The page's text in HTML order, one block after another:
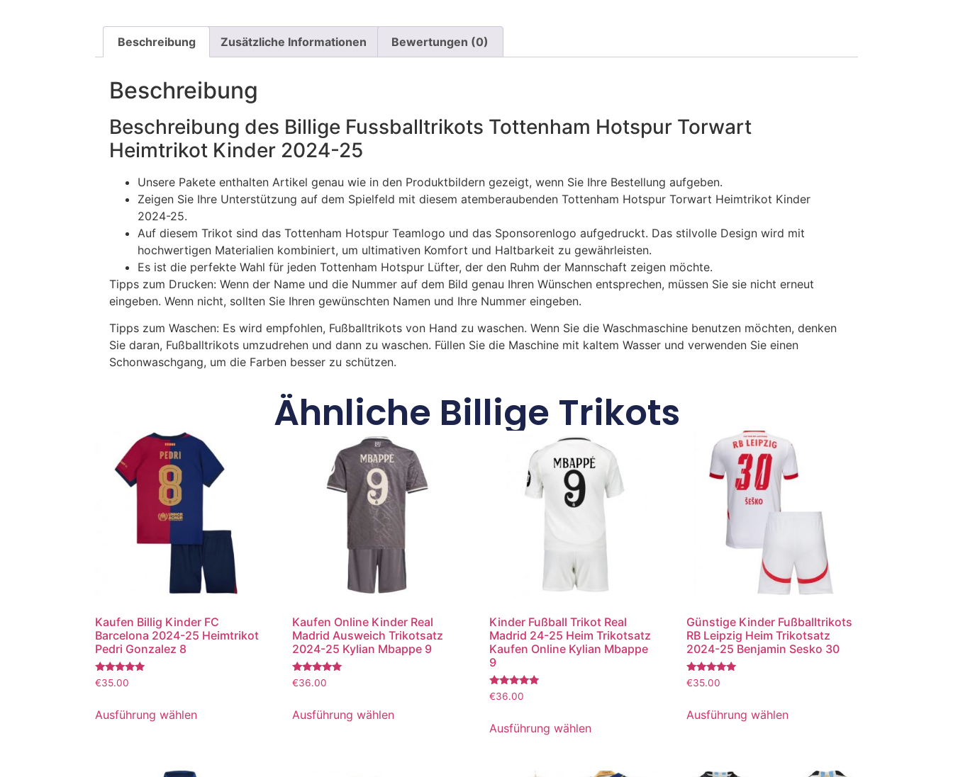
Beschreibung Zusätzliche Informationen Bewertungen (0)
Beschreibung
Beschreibung des Billige Fussballtrikots Tottenham Hotspur Torwart
Heimtrikot Kinder 2024-25
Unsere Pakete enthalten Artikel genau wie in den Produktbildern gezeigt, wenn Sie Ihre Bestellung aufgeben.
Zeigen Sie Ihre Unterstützung auf dem Spielfeld mit diesem atemberaubenden Tottenham Hotspur Torwart Heimtrikot Kinder
2024-25.
Auf diesem Trikot sind das Tottenham Hotspur Teamlogo und das Sponsorenlogo aufgedruckt. Das stilvolle Design wird mit
hochwertigen Materialien kombiniert, um ultimativen Komfort und Haltbarkeit zu gewährleisten.
Es ist die perfekte Wahl für jeden Tottenham Hotspur Lüfter, der den Ruhm der Mannschaft zeigen möchte.
Tipps zum Drucken: Wenn der Name und die Nummer auf dem Bild genau Ihren Wünschen entsprechen, müssen Sie sie nicht erneut
eingeben. Wenn nicht, sollten Sie Ihren gewünschten Namen und Ihre Nummer eingeben.
Tipps zum Waschen: Es wird empfohlen, Fußballtrikots von Hand zu waschen. Wenn Sie die Waschmaschine benutzen möchten, denken
Sie daran, Fußballtrikots umzudrehen und dann zu waschen. Füllen Sie die Maschine mit kaltem Wasser und verwenden Sie einen
Schonwaschgang, um die Farben besser zu schützen.
Ähnliche Billige Trikots
Kaufen Billig Kinder FC
Barcelona 2024-25 Heimtrikot
Pedri Gonzalez 8
Bewertet
mit
von 5
€35.00
Ausführung wählen
Kaufen Online Kinder Real
Madrid Ausweich Trikotsatz
2024-25 Kylian Mbappe 9
Bewertet
mit
von 5
€36.00
Ausführung wählen
Kinder Fußball Trikot Real
Madrid 24-25 Heim Trikotsatz
Kaufen Online Kylian Mbappe
9
Bewertet
mit
von 5
€36.00
Ausführung wählen
Günstige Kinder Fußballtrikots
RB Leipzig Heim Trikotsatz
2024-25 Benjamin Sesko 30
Bewertet
mit
von 5
€35.00
Ausführung wählen